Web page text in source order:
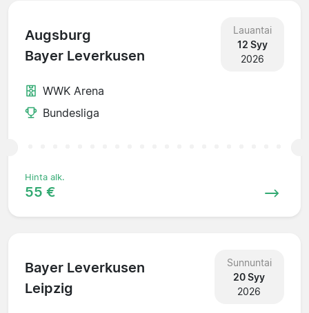
Augsburg
Bayer Leverkusen
Lauantai
12 Syy
2026
WWK Arena
Bundesliga
Hinta alk.
55 €
Bayer Leverkusen
Leipzig
Sunnuntai
20 Syy
2026